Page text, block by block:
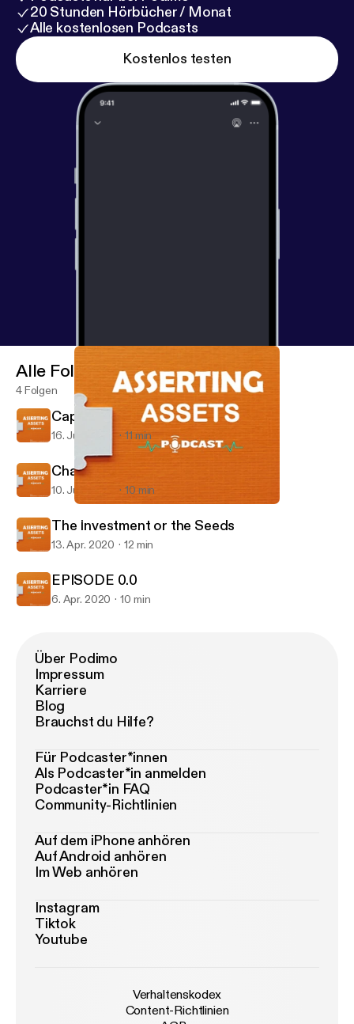
20 Stunden Hörbücher / Monat
Alle kostenlosen Podcasts
Kostenlos testen
Asserting Assets
Alle Folgen
4 Folgen
Capabilities and Capicity
16. Juni 2020 11 min
Character, Reputation and Success.
10. Juni 2020 10 min
The Investment or the Seeds
13. Apr. 2020 12 min
EPISODE 0.0
6. Apr. 2020 10 min
Über Podimo
Impressum
Karriere
Blog
Brauchst du Hilfe?
Für Podcaster*innen
Als Podcaster*in anmelden
Podcaster*in FAQ
Community-Richtlinien
Auf dem iPhone anhören
Auf Android anhören
Im Web anhören
Instagram
Tiktok
Youtube
Verhaltenskodex
Content-Richtlinien